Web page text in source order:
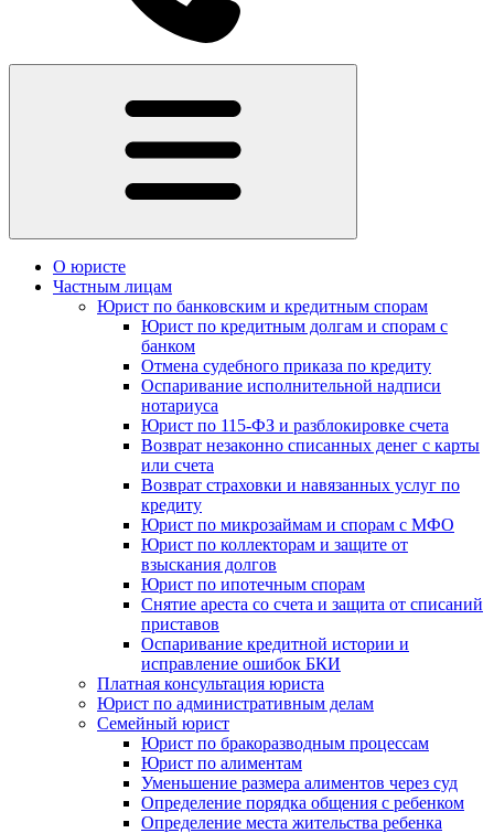
О юристе
Частным лицам
Юрист по банковским и кредитным спорам
Юрист по кредитным долгам и спорам с
банком
Отмена судебного приказа по кредиту
Оспаривание исполнительной надписи
нотариуса
Юрист по 115-ФЗ и разблокировке счета
Возврат незаконно списанных денег с карты
или счета
Возврат страховки и навязанных услуг по
кредиту
Юрист по микрозаймам и спорам с МФО
Юрист по коллекторам и защите от
взыскания долгов
Юрист по ипотечным спорам
Снятие ареста со счета и защита от списаний
приставов
Оспаривание кредитной истории и
исправление ошибок БКИ
Платная консультация юриста
Юрист по административным делам
Семейный юрист
Юрист по бракоразводным процессам
Юрист по алиментам
Уменьшение размера алиментов через суд
Определение порядка общения с ребенком
Определение места жительства ребенка